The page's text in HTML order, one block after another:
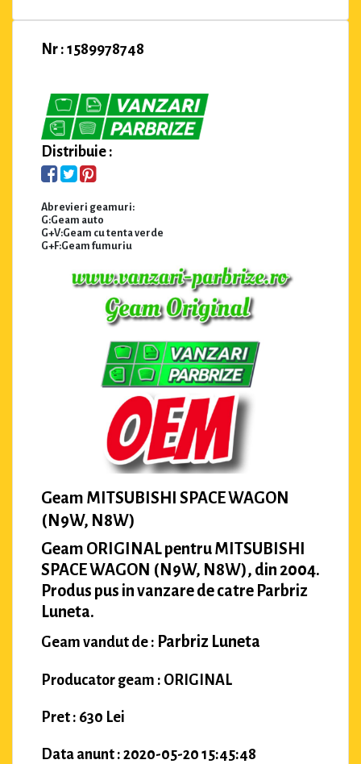
Nr : 1589978748
Distribuie :
Abrevieri geamuri:
G:Geam auto
G+V:Geam cu tenta verde
G+F:Geam fumuriu
Geam MITSUBISHI SPACE WAGON
(N9W, N8W)
Geam ORIGINAL pentru MITSUBISHI
SPACE WAGON (N9W, N8W), din 2004.
Produs pus in vanzare de catre Parbriz
Luneta.
Geam vandut de : Parbriz Luneta
Producator geam : ORIGINAL
Pret : 630 Lei
Data anunt : 2020-05-20 15:45:48